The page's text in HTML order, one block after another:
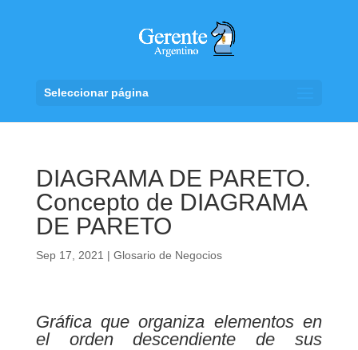
Seleccionar página
DIAGRAMA DE PARETO.
Concepto de DIAGRAMA
DE PARETO
Sep 17, 2021 | Glosario de Negocios
Gráfica que organiza elementos en
el orden descendiente de sus